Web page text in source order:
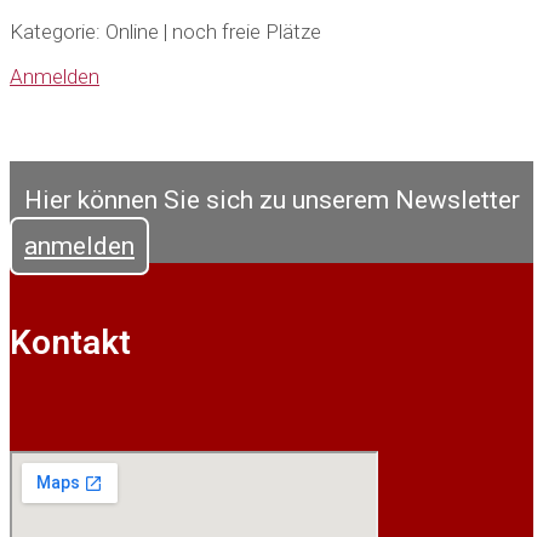
Kategorie: Online | noch freie Plätze
Anmelden
Hier können Sie sich zu unserem Newsletter
anmelden
Kontakt